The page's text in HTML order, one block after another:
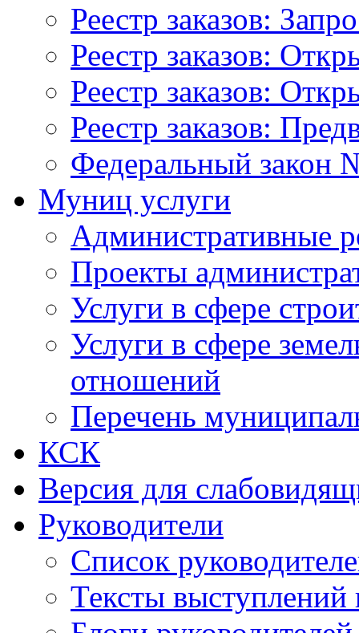
Реестр заказов:
Реестр заказов:
Реестр заказов:
Реестр заказов:
Федеральный закон
Муниц услуги
Административные
Проекты
Услуги в сфере
Услуги в сфере
отношений
Перечень
КСК
Версия для
Руководители
Список
Тексты выступлений